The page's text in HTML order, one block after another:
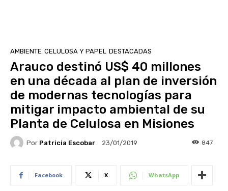
AMBIENTE CELULOSA Y PAPEL DESTACADAS
Arauco destinó US$ 40 millones
en una década al plan de inversión
de modernas tecnologías para
mitigar impacto ambiental de su
Planta de Celulosa en Misiones
Por Patricia Escobar 23/01/2019 847
Facebook X WhatsApp